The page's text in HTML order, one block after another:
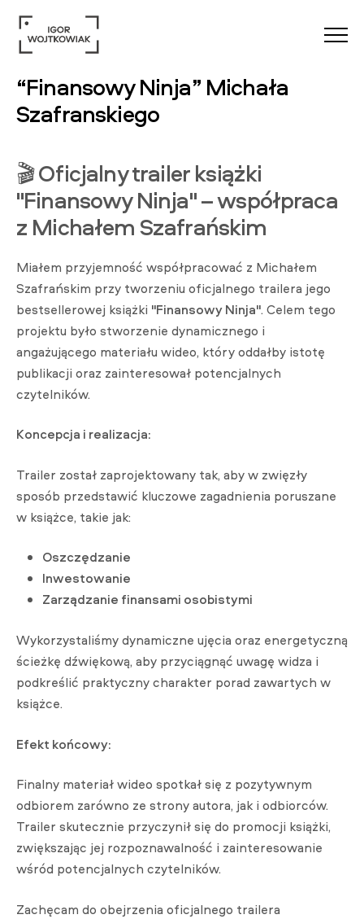
“Finansowy Ninja” Michała
Szafranskiego
🎬Oficjalny trailer książki
"Finansowy Ninja" – współpraca
z Michałem Szafrańskim
Miałem przyjemność współpracować z Michałem
Szafrańskim przy tworzeniu oficjalnego trailera jego
bestsellerowej książki "Finansowy Ninja". Celem tego
projektu było stworzenie dynamicznego i
angażującego materiału wideo, który oddałby istotę
publikacji oraz zainteresował potencjalnych
czytelników.
Koncepcja i realizacja:
Trailer został zaprojektowany tak, aby w zwięzły
sposób przedstawić kluczowe zagadnienia poruszane
w książce, takie jak:
Oszczędzanie
Inwestowanie
Zarządzanie finansami osobistymi
Wykorzystaliśmy dynamiczne ujęcia oraz energetyczną
ścieżkę dźwiękową, aby przyciągnąć uwagę widza i
podkreślić praktyczny charakter porad zawartych w
książce.
Efekt końcowy:
Finalny materiał wideo spotkał się z pozytywnym
odbiorem zarówno ze strony autora, jak i odbiorców.
Trailer skutecznie przyczynił się do promocji książki,
zwiększając jej rozpoznawalność i zainteresowanie
wśród potencjalnych czytelników.
Zachęcam do obejrzenia oficjalnego trailera